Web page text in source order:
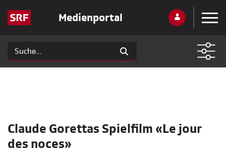
Medienportal
Claude Gorettas Spielfilm «Le jour
des noces»